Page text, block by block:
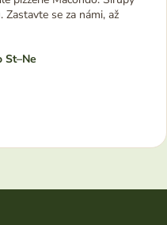
se za námi, až
St–Ne